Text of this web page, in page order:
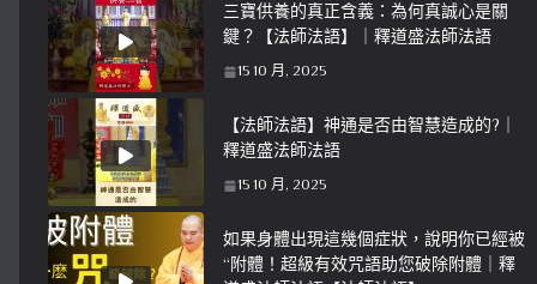
三寶供養的真正含義：為何真誠心是關
鍵？【法師法語】｜釋道盛法師法語
15 10 月, 2025
【法師法語】神通是否由智慧造成的?｜
釋道盛法師法語
15 10 月, 2025
如果身體出現這幾個症狀，說明你已經被
“附體！超級有效咒語助您破除附體｜釋